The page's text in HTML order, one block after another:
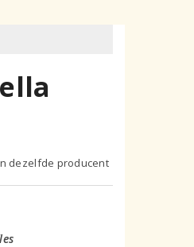
dezelfde producent